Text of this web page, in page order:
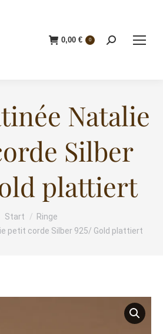
0,00 € 0 Search:
Natalie
Silber
plattiert
Start
Ringe
petit corde Silber 925/ Gold plattiert